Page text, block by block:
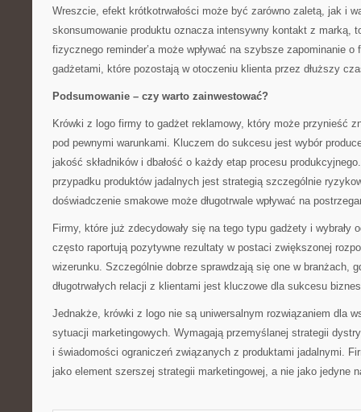
Wreszcie, efekt krótkotrwałości może być zarówno zaletą, jak i
skonsumowanie produktu oznacza intensywny kontakt z marką,
fizycznego reminder’a może wpływać na szybsze zapominanie o
gadżetami, które pozostają w otoczeniu klienta przez dłuższy
Podsumowanie – czy warto zainwestować?
Krówki z logo firmy to gadżet reklamowy, który może przynieść
pod pewnymi warunkami. Kluczem do sukcesu jest wybór
jakość składników i dbałość o każdy etap procesu
przypadku produktów jadalnych jest strategią szczególnie
doświadczenie smakowe może długotrwale wpływać na
Firmy, które już zdecydowały się na tego typu gadżety i wybrały
często raportują pozytywne rezultaty w postaci zwiększonej
wizerunku. Szczególnie dobrze sprawdzają się one w branżach,
długotrwałych relacji z klientami jest kluczowe dla sukcesu
Jednakże, krówki z logo nie są uniwersalnym rozwiązaniem dla
sytuacji marketingowych. Wymagają przemyślanej strategii
i świadomości ograniczeń związanych z produktami jadalnymi.
jako element szerszej strategii marketingowej, a nie jako jedyne